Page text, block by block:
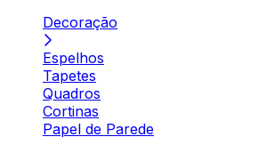
Decoração
Espelhos
Tapetes
Quadros
Cortinas
Papel de Parede